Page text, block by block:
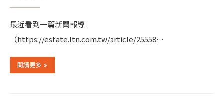
最近看到一篇新聞報導
（https://estate.ltn.com.tw/article/25558…
閱讀更多